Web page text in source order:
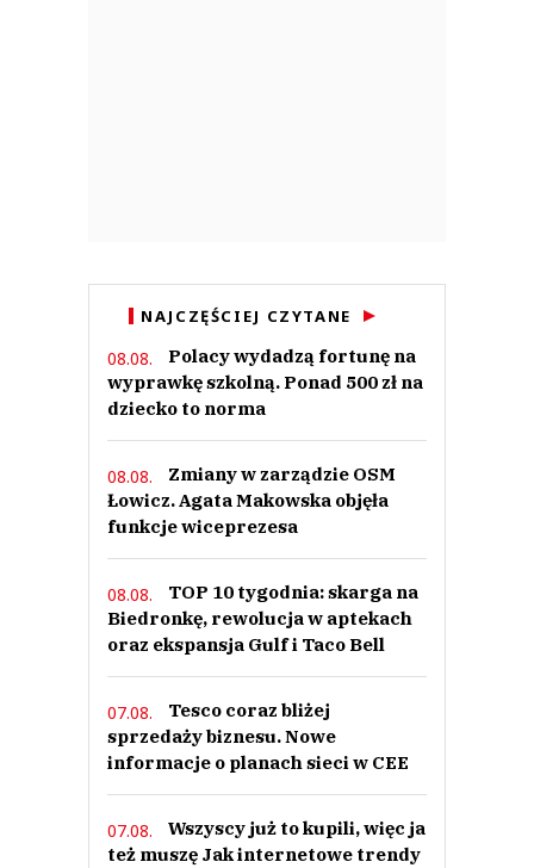
NAJCZĘŚCIEJ CZYTANE
08.08.
Polacy wydadzą fortunę na
wyprawkę szkolną. Ponad 500 zł na
dziecko to norma
08.08.
Zmiany w zarządzie OSM
Łowicz. Agata Makowska objęła
funkcje wiceprezesa
08.08.
TOP 10 tygodnia: skarga na
Biedronkę, rewolucja w aptekach
oraz ekspansja Gulf i Taco Bell
07.08.
Tesco coraz bliżej
sprzedaży biznesu. Nowe
informacje o planach sieci w CEE
07.08.
Wszyscy już to kupili, więc ja
też muszę Jak internetowe trendy